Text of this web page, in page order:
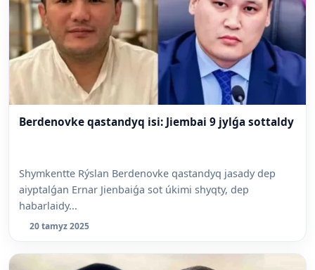
Berdenovke qastandyq isi: Jiembai 9 jylǵa sottaldy
Shymkentte Rýslan Berdenovke qastandyq jasady dep
aiyptalǵan Ernar Jienbaiǵa sot úkimi shyqty, dep
habarlaidy...
20 tamyz 2025